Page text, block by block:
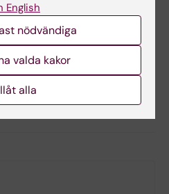
English
nödvändiga
valda kakor
alla